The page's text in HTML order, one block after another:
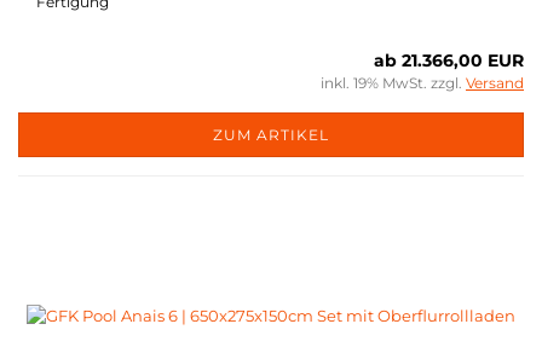
ab 21.366,00 EUR
inkl. 19% MwSt. zzgl. Versand
ZUM ARTIKEL